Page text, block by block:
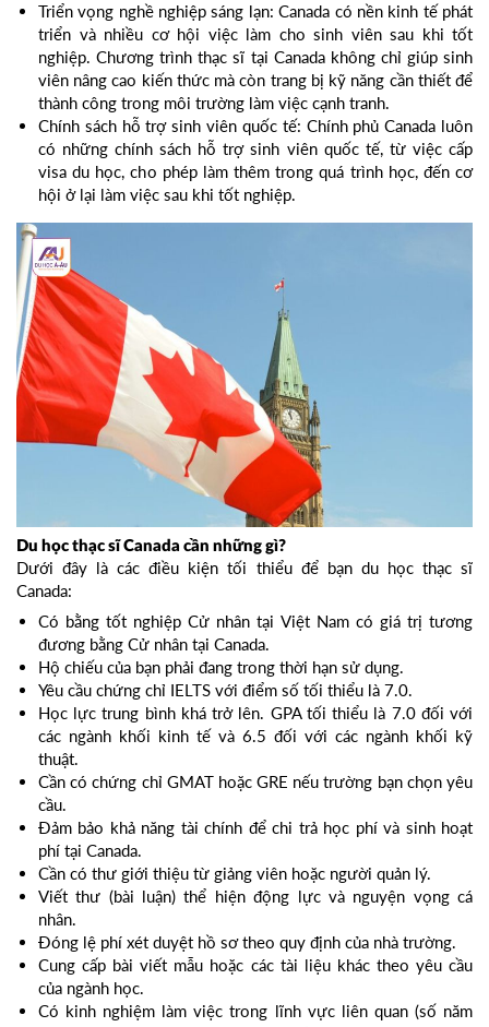
Triển vọng nghề nghiệp sáng lạn: Canada có nền kinh tế phát
triển và nhiều cơ hội việc làm cho sinh viên sau khi tốt
nghiệp. Chương trình thạc sĩ tại Canada không chỉ giúp sinh
viên nâng cao kiến thức mà còn trang bị kỹ năng cần thiết để
thành công trong môi trường làm việc cạnh tranh.
Chính sách hỗ trợ sinh viên quốc tế: Chính phủ Canada luôn
có những chính sách hỗ trợ sinh viên quốc tế, từ việc cấp
visa du học, cho phép làm thêm trong quá trình học, đến cơ
hội ở lại làm việc sau khi tốt nghiệp.
Du học thạc sĩ Canada cần những gì?
Dưới đây là các điều kiện tối thiểu để bạn du học thạc sĩ
Canada:
Có bằng tốt nghiệp Cử nhân tại Việt Nam có giá trị tương
đương bằng Cử nhân tại Canada.
Hộ chiếu của bạn phải đang trong thời hạn sử dụng.
Yêu cầu chứng chỉ IELTS với điểm số tối thiểu là 7.0.
Học lực trung bình khá trở lên. GPA tối thiểu là 7.0 đối với
các ngành khối kinh tế và 6.5 đối với các ngành khối kỹ
thuật.
Cần có chứng chỉ GMAT hoặc GRE nếu trường bạn chọn yêu
cầu.
Đảm bảo khả năng tài chính để chi trả học phí và sinh hoạt
phí tại Canada.
Cần có thư giới thiệu từ giảng viên hoặc người quản lý.
Viết thư (bài luận) thể hiện động lực và nguyện vọng cá
nhân.
Đóng lệ phí xét duyệt hồ sơ theo quy định của nhà trường.
Cung cấp bài viết mẫu hoặc các tài liệu khác theo yêu cầu
của ngành học.
Có kinh nghiệm làm việc trong lĩnh vực liên quan (số năm